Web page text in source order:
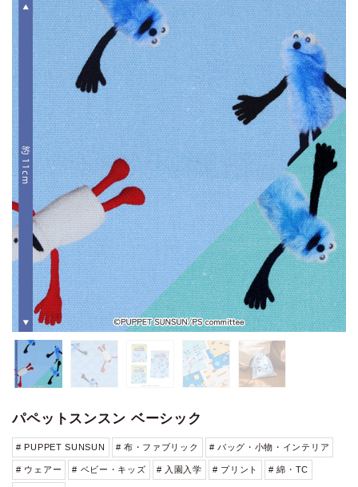
パペットスンスン ベーシック
# PUPPET SUNSUN # 布・ファブリック # バッグ・小物・インテリア
# ウェアー # ベビー・キッズ # 入園入学 # プリント # 綿・TC